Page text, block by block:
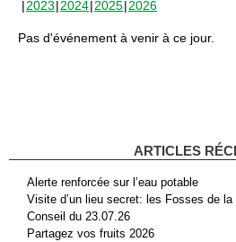
2023 2024 2025 2026
Pas d'événement à venir à ce jour.
ARTICLES
Alerte renforcée sur l’eau potable
Visite d’un lieu secret: les Fosses de la
Conseil du 23.07.26
Partagez vos fruits 2026